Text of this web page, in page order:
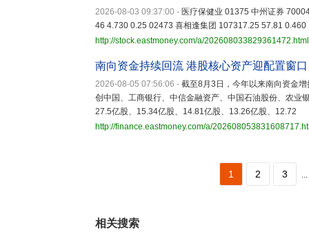
2026-08-03 09:37:00 - 医疗保健业 01375 中州证券
46 4.730 0.25 02473 喜相逢集团 107317.25 57.81
http://stock.eastmoney.com/a/202608033829361472.html
南向资金持续回流 港股核心资产迎配置窗口
2026-08-05 07:56:06 - 截至8月3日，今年以来南向资金
创中国、工商银行、中信金融资产、中国石油股份、农
27.5亿股、15.34亿股、14.81亿股、13.26亿股、12.72
http://finance.eastmoney.com/a/
1 2 3 ...
相关搜索